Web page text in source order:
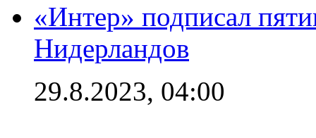
«Интер» подписал
Нидерландов
29.8.2023, 04:00